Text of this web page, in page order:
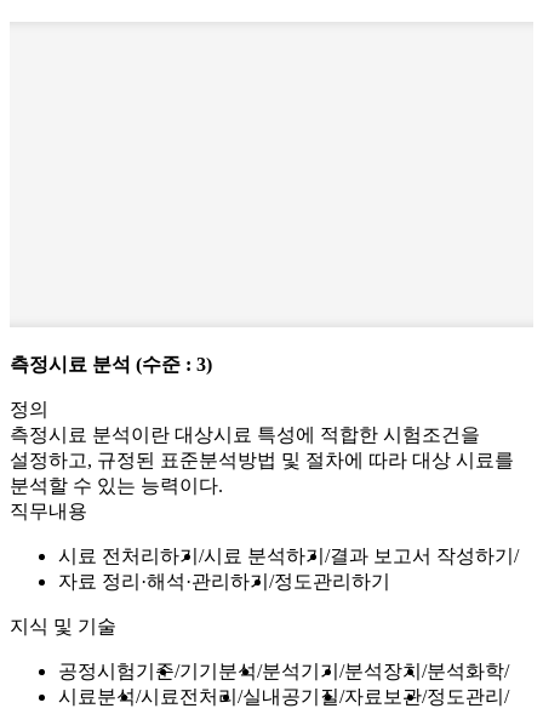
측정시료 분석 (수준 : 3)
정의
측정시료 분석이란 대상시료 특성에 적합한 시험조건을
설정하고, 규정된 표준분석방법 및 절차에 따라 대상 시료를
분석할 수 있는 능력이다.
직무내용
시료 전처리하기 시료 분석하기
결과 보고서 작성하기
자료 정리·해석·관리하기
정도관리하기
지식 및 기술
공정시험기준 기기분석 분석기기 분석장치 분석화학
시료분석 시료전처리 실내공기질 자료보관 정도관리